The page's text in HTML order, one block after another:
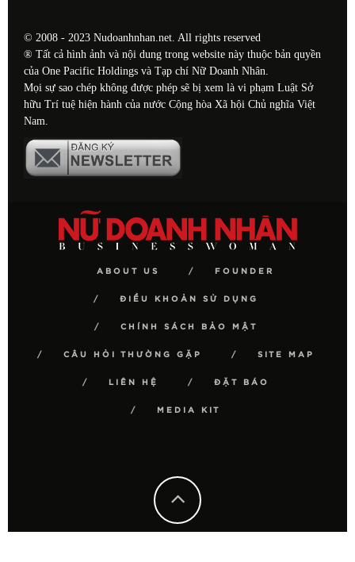
© 2008 - 2023 Nudoanhnhan.net. All rights reserved
® Tất cả hình ảnh và nội dung trong website này thuộc bản quyền
của One Pacific Holdings và Tạp chí Nữ Doanh Nhân.
Mọi sự sao chép không được phép sẽ bị xem là vi phạm Luật Sở
hữu Trí tuệ hiện hành của nước Cộng hòa Xã hội Chủ nghĩa Việt
Nam.
ABOUT US FOUNDER
ĐIỀU KHOẢN SỬ DỤNG
CHÍNH SÁCH BẢO MẬT
CÂU HỎI THƯỜNG GẶP SITE MAP
LIÊN HỆ ĐẶT BÁO
MEDIA KIT